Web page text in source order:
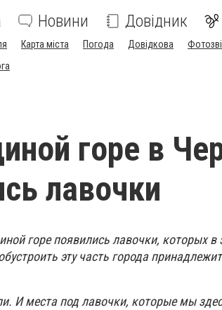
Новини Довідник
Карта міста Погода Довідкова
горе в
лавочки
горе появились лавочки, которых в
эту часть города
И места под лавочки, которые мы